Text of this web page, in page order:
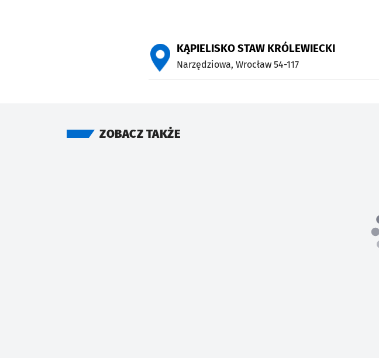
KĄPIELISKO STAW KRÓLEWIECKI
Narzędziowa, Wrocław 54-117
ZOBACZ TAKŻE